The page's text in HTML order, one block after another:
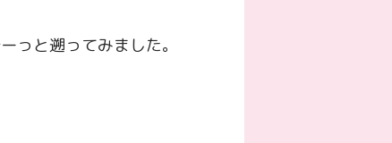
っと遡ってみました。